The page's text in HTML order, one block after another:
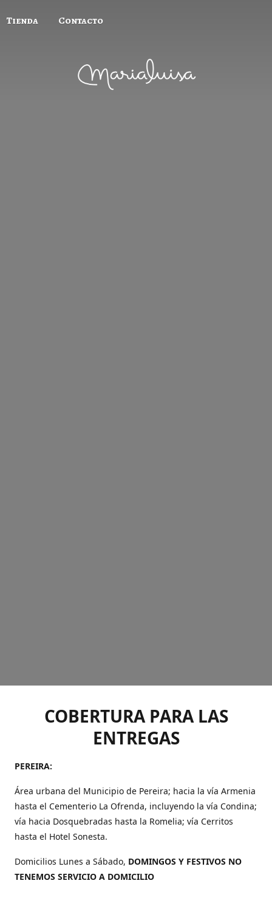
Tienda Contacto
COBERTURA PARA LAS
ENTREGAS
PEREIRA:
Área urbana del Municipio de Pereira; hacia la vía Armenia
hasta el Cementerio La Ofrenda, incluyendo la vía Condina;
vía hacia Dosquebradas hasta la Romelia; vía Cerritos
hasta el Hotel Sonesta.
Domicilios Lunes a Sábado, DOMINGOS Y FESTIVOS NO
TENEMOS SERVICIO A DOMICILIO